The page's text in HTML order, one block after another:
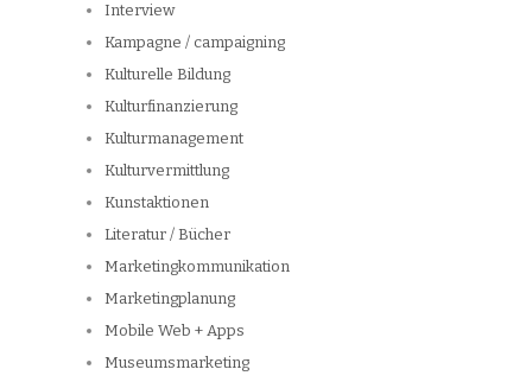
Interview
Kampagne / campaigning
Kulturelle Bildung
Kulturfinanzierung
Kulturmanagement
Kulturvermittlung
Kunstaktionen
Literatur / Bücher
Marketingkommunikation
Marketingplanung
Mobile Web + Apps
Museumsmarketing